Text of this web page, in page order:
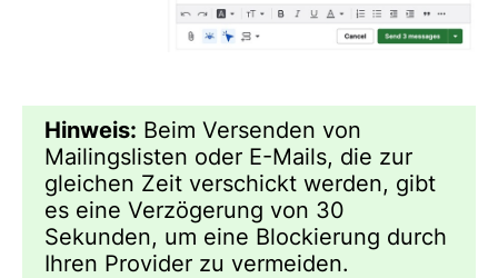
Hinweis: Beim Versenden von
Mailingslisten oder E-Mails, die zur
gleichen Zeit verschickt werden, gibt
es eine Verzögerung von 30
Sekunden, um eine Blockierung durch
Ihren Provider zu vermeiden.